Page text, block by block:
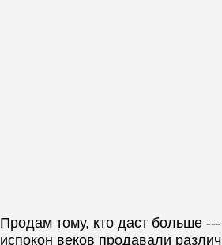
Продам тому, кто даст больше
испокон веков продавали